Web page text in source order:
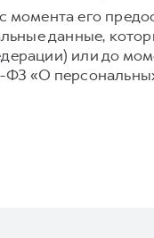
момента его
данные,
или до
ФЗ «О